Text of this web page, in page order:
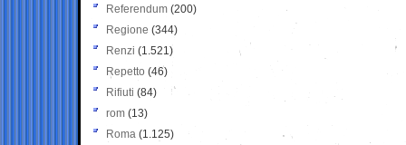
Referendum (200)
Regione (344)
Renzi (1.521)
Repetto (46)
Rifiuti (84)
rom (13)
Roma (1.125)